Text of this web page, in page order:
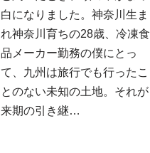
白になりました。神奈川生ま
れ神奈川育ちの28歳、冷凍食
品メーカー勤務の僕にとっ
て、九州は旅行でも行ったこ
とのない未知の土地。それが
来期の引き継…